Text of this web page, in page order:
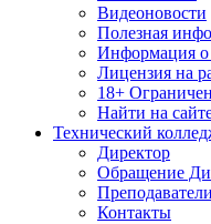
Видеоновости
Полезная
Информация о
Лицензия на
18+
Найти на
Технический
Директор
Обращение
Преподаватели
Контакты